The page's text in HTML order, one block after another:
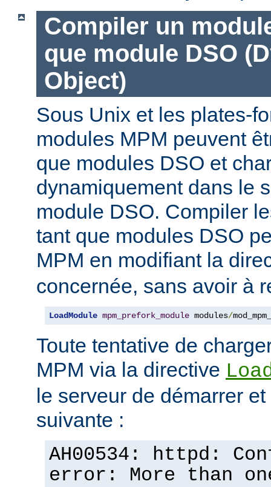
Compiler un
que module DSO
Object)
Sous Unix et les plates-
modules MPM peuvent
que modules DSO et
dynamiquement dans le
module DSO. Compiler
tant que modules DSO
MPM en modifiant la
concernée, sans avoir à
LoadModule mpm_prefork_module modules/
Toute tentative de
MPM via la directive
le serveur de démarrer
suivante :
AH00534: httpd:
error: More than